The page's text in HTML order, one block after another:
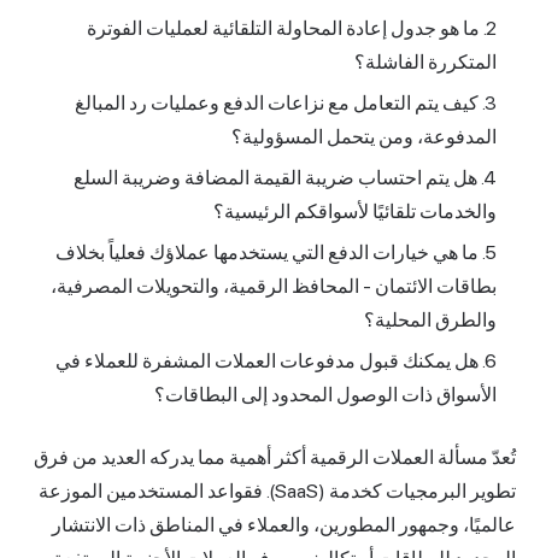
ما هو جدول إعادة المحاولة التلقائية لعمليات الفوترة
المتكررة الفاشلة؟
كيف يتم التعامل مع نزاعات الدفع وعمليات رد المبالغ
المدفوعة، ومن يتحمل المسؤولية؟
هل يتم احتساب ضريبة القيمة المضافة وضريبة السلع
والخدمات تلقائيًا لأسواقكم الرئيسية؟
ما هي خيارات الدفع التي يستخدمها عملاؤك فعلياً بخلاف
بطاقات الائتمان - المحافظ الرقمية، والتحويلات المصرفية،
والطرق المحلية؟
هل يمكنك قبول مدفوعات العملات المشفرة للعملاء في
الأسواق ذات الوصول المحدود إلى البطاقات؟
تُعدّ مسألة العملات الرقمية أكثر أهمية مما يدركه العديد من فرق
تطوير البرمجيات كخدمة (SaaS). فقواعد المستخدمين الموزعة
عالميًا، وجمهور المطورين، والعملاء في المناطق ذات الانتشار